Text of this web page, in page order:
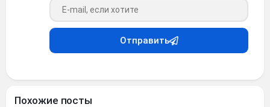
Ваш e-mail
Отправить
Похожие посты